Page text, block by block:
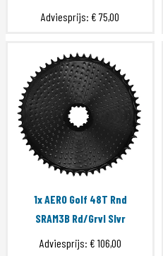
Adviesprijs: € 75,00
1x AERO Golf 48T Rnd
SRAM3B Rd/Grvl Slvr
Adviesprijs: € 106,00